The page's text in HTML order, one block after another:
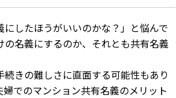
にしたほうがいいのかな？」と悩んで
名義にするのか、それとも共有名義
きの難しさに直面する可能性もあり
でのマンション共有名義のメリット